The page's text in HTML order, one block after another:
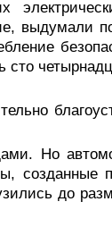
выдумали
Но
созданные
до